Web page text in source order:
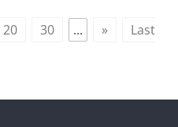
20 30 ... »
Last